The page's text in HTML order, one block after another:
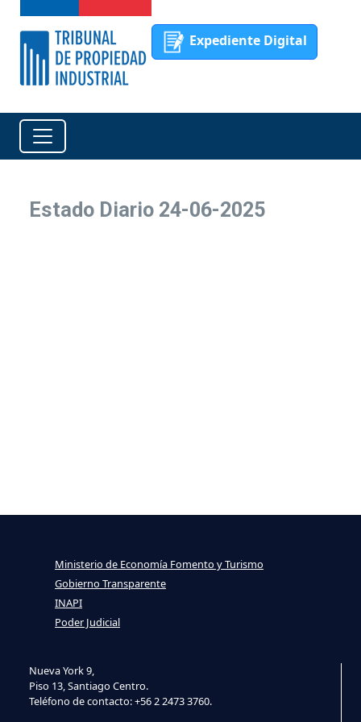
Expediente Digital
Estado Diario 24-06-2025
Nueva York 9,
Piso 13, Santiago Centro.
Teléfono de contacto: +56 2 2473 3760.
Ministerio de Economía Fomento y Turismo
Gobierno Transparente
INAPI
Poder Judicial